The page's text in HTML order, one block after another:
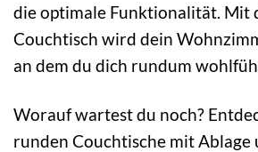
die optimale Funktionalität. Mit
Couchtisch wird dein
an dem du dich rundum
Worauf wartest du noch?
runden Couchtische mit Ablage